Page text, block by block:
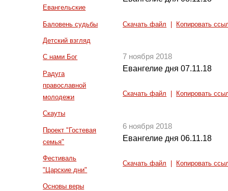
Евангельские
Баловень судьбы
Детский взгляд
С нами Бог
Радуга
православной
молодежи
Скауты
Проект "Гостевая
семья"
Фестиваль
"Царские дни"
Основы веры
Скачать файл Копировать
7 ноября 2018
Евангелие дня 07.11.18
Скачать файл Копировать
6 ноября 2018
Евангелие дня 06.11.18
Скачать файл Копировать